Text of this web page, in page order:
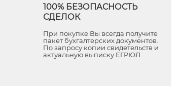
100% БЕЗОПАСНОСТЬ
СДЕЛОК
При покупке Вы всегда получите
пакет бухгалтерских документов.
По запросу копии свидетельств и
актуальную выписку ЕГРЮЛ